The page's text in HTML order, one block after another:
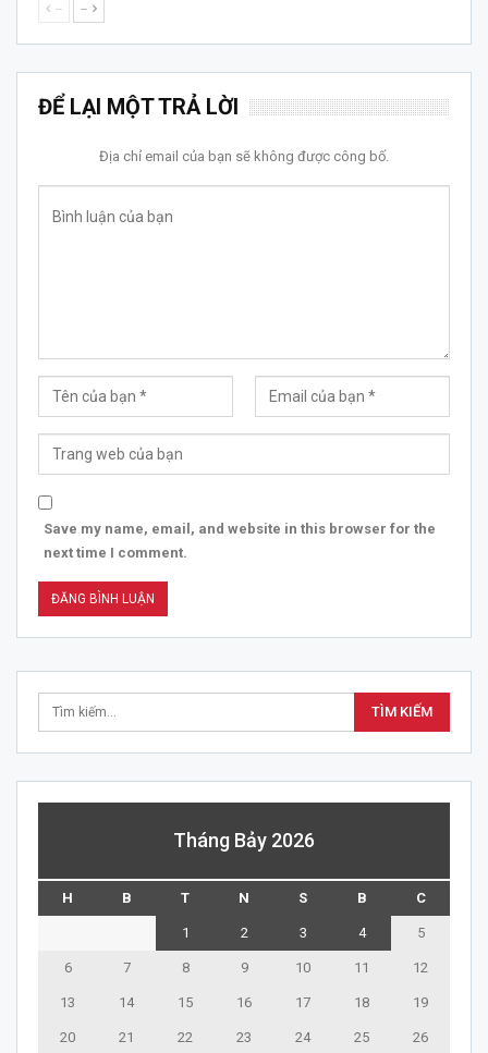
-- --
ĐỂ LẠI MỘT TRẢ LỜI
Địa chỉ email của bạn sẽ không được công bố.
Save my name, email, and website in this browser for the
next time I comment.
Tháng Bảy 2026
H B T N S B C
1 2 3 4 5
6 7 8 9 10 11 12
13 14 15 16 17 18 19
20 21 22 23 24 25 26